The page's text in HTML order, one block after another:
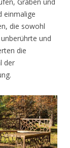
einmalige
die sowohl
und
die
der